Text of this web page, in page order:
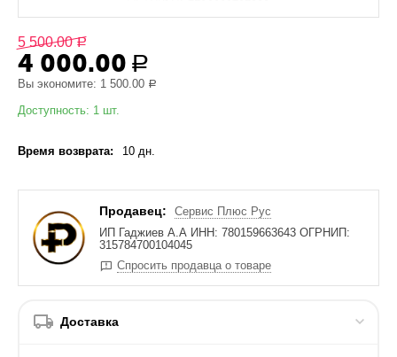
5 500.00 Р
4 000.00 Р
Вы экономите: 1 500.00 Р
Доступность: 1 шт.
Время возврата: 10 дн.
Продавец:
Сервис Плюс Рус
ИП Гаджиев А.А ИНН: 780159663643 ОГРНИП:
315784700104045
Спросить продавца о товаре
Доставка